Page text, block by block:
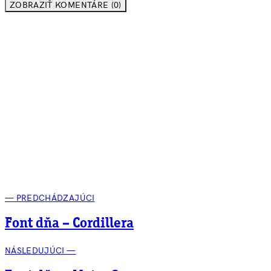
ZOBRAZIŤ KOMENTÁRE (0)
— PREDCHÁDZAJÚCI
Font dňa – Cordillera
NÁSLEDUJÚCI —